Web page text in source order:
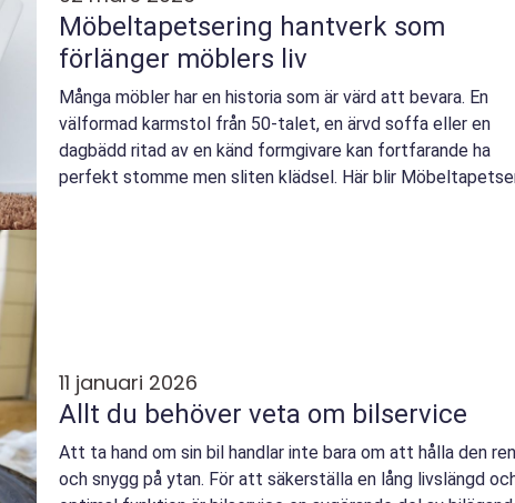
Möbeltapetsering hantverk som
förlänger möblers liv
Många möbler har en historia som är värd att bevara. En
välformad karmstol från 50-talet, en ärvd soffa eller en
dagbädd ritad av en känd formgivare kan fortfarande ha
perfekt stomme men sliten klädsel. Här blir
11 januari 2026
Allt du behöver veta om bilservice
Att ta hand om sin bil handlar inte bara om att hålla den ren
och snygg på ytan. För att säkerställa en lång livslängd